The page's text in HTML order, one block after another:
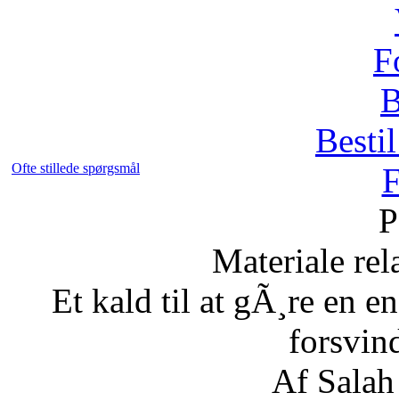
Ofte stillede spørgsmål
Materiale
Et kald til at gÃ¸re en
Af